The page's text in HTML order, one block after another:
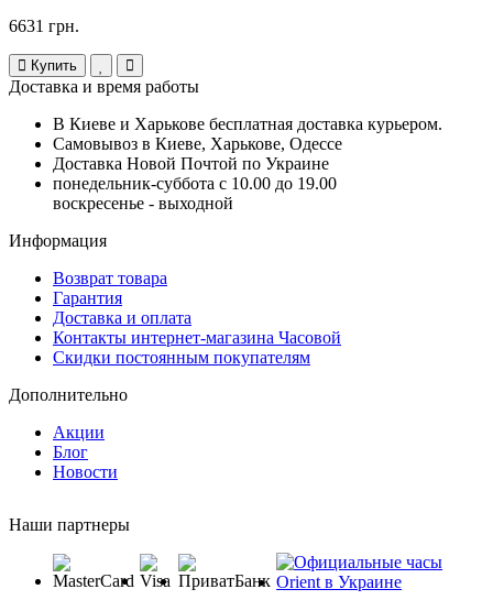
6631 грн.
Купить
Доставка и время работы
В Киеве и Харькове бесплатная доставка курьером.
Самовывоз в Киеве, Харькове, Одессе
Доставка Новой Почтой по Украине
понедельник-суббота с 10.00 до 19.00
воскресенье - выходной
Информация
Возврат товара
Гарантия
Доставка и оплата
Контакты интернет-магазина Часовой
Скидки постоянным покупателям
Дополнительно
Акции
Блог
Новости
Наши партнеры